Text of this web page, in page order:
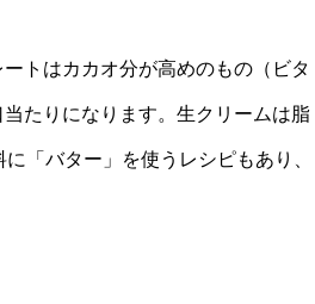
トはカカオ分が高めのもの（ビタ
たりになります。生クリームは脂
「バター」を使うレシピもあり、